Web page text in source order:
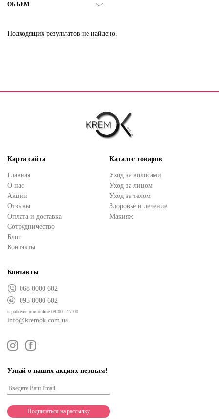
ОБЪЕМ
Подходящих результатов не найдено.
Карта сайта
Главная
О нас
Акции
Отзывы
Оплата и доставка
Сотрудничество
Блог
Контакты
Каталог товаров
Уход за волосами
Уход за лицом
Уход за телом
Здоровье и лечение
Макияж
Контакты
068 0000 602
095 0000 602
в рабочие дни online 09:00 - 17:00
info@kremok.com.ua
Узнай о наших акциях первым!